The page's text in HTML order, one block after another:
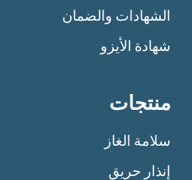
الشهادات والضمان
شهادة الأيزو
منتجات
سلامة الغاز
إنذار حريق